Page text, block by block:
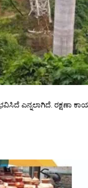
ಎನ್ನಲಾಗಿದೆ. ರಕ್ಷಣಾ